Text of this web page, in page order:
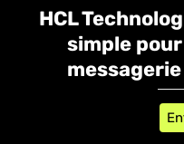
HCL
simple